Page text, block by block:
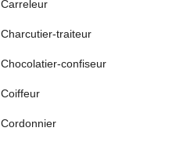
Carreleur
Charcutier-traiteur
Chocolatier-confiseur
Coiffeur
Cordonnier